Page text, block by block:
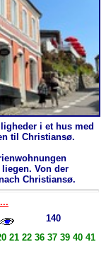
i et hus med
til Christiansø.
Von der
Christiansø.
140
21 22 36 37 39 40 41